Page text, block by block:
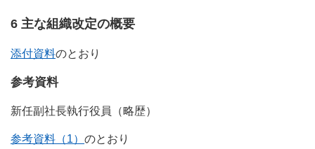
6 主な組織改定の概要
添付資料のとおり
参考資料
新任副社長執行役員（略歴）
参考資料（1） のとおり